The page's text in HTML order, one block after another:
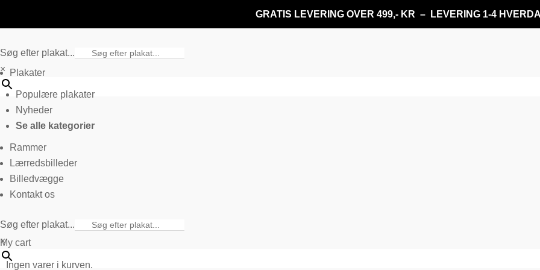
GRATIS LEVERING OVER 499,- KR – LEVERING 1-4
Søg efter plakat...
× Plakater
Populære plakater
Nyheder
Se alle kategorier
Rammer
Lærredsbilleder
Billedvægge
Kontakt os
Søg efter plakat...
×
My cart
Ingen varer i kurven.